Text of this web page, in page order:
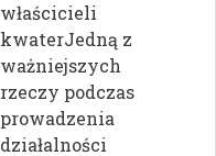
właścicieli
kwaterJedną z
ważniejszych
rzeczy podczas
prowadzenia
działalności